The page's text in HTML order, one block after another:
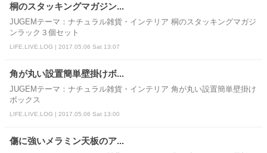
桐のスタッキングマガジン...
JUGEMテーマ：ナチュラル雑貨・インテリア 桐のスタッキングマガジ
ンラック３個セット
LIFE.LIVE.LOG | 2017.05.06 Sat 13:07
角が丸い設置簡単壁掛けボ...
JUGEMテーマ：ナチュラル雑貨・インテリア 角が丸い設置簡単壁掛け
ボックス
LIFE.LIVE.LOG | 2017.05.06 Sat 13:00
傷に強いメラミン天板のア...